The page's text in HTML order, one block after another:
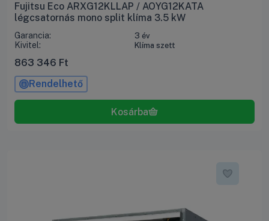
Fujitsu Eco ARXG12KLLAP / AOYG12KATA
légcsatornás mono split klíma 3.5 kW
Garancia: 3 év
Kivitel: Klíma szett
863 346 Ft
Rendelhető